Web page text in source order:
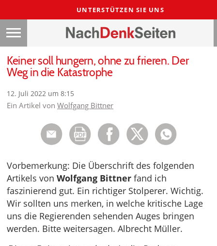
UNTERSTÜTZEN SIE UNS
Keiner soll hungern, ohne zu frieren. Der
Weg in die Katastrophe
12. Juli 2022 um 8:15
Ein Artikel von Wolfgang Bittner
Vorbemerkung: Die Überschrift des folgenden
Artikels von Wolfgang Bittner fand ich
faszinierend gut. Ein richtiger Stolperer. Wichtig.
Wir sollten uns merken, in welche kritische Lage
uns die Regierenden sehenden Auges bringen
werden. Bitte weitersagen. Albrecht Müller.